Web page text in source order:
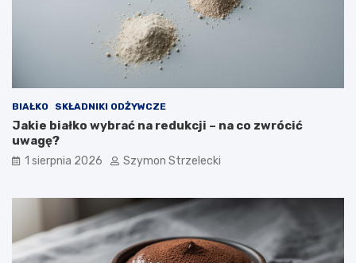
BIAŁKO SKŁADNIKI ODŻYWCZE
Jakie białko wybrać na redukcji – na co zwrócić
uwagę?
1 sierpnia 2026 Szymon Strzelecki